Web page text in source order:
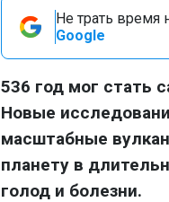
Не трать время
Google
536 год мог стать
Новые
масштабные
планету в
голод и болезни.